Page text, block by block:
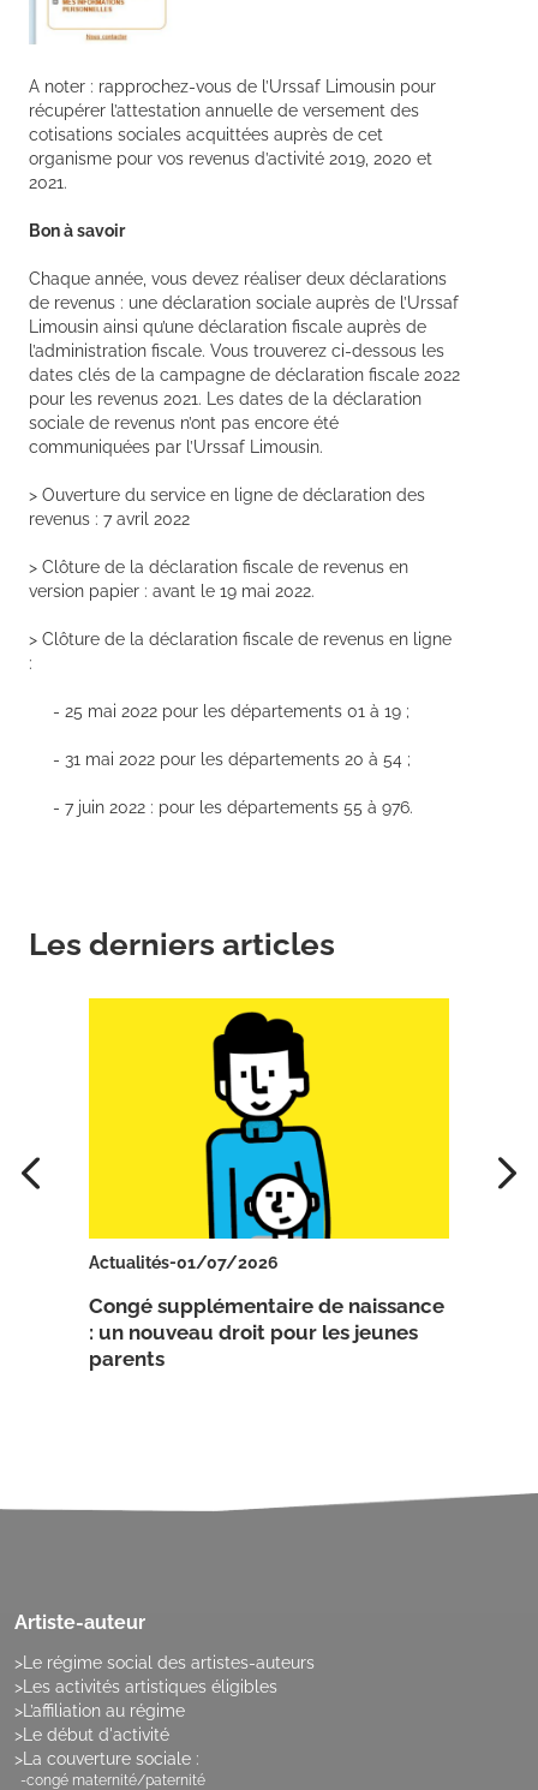
A noter : rapprochez-vous de l’Urssaf Limousin pour
récupérer l’attestation annuelle de versement des
cotisations sociales acquittées auprès de cet
organisme pour vos revenus d’activité 2019, 2020 et
2021.
Bon à savoir
Chaque année, vous devez réaliser deux déclarations
de revenus : une déclaration sociale auprès de l’Urssaf
Limousin ainsi qu’une déclaration fiscale auprès de
l’administration fiscale. Vous trouverez ci-dessous les
dates clés de la campagne de déclaration fiscale 2022
pour les revenus 2021. Les dates de la déclaration
sociale de revenus n’ont pas encore été
communiquées par l’Urssaf Limousin.
> Ouverture du service en ligne de déclaration des
revenus : 7 avril 2022
> Clôture de la déclaration fiscale de revenus en
version papier : avant le 19 mai 2022.
> Clôture de la déclaration fiscale de revenus en ligne
:
- 25 mai 2022 pour les départements 01 à 19 ;
- 31 mai 2022 pour les départements 20 à 54 ;
- 7 juin 2022 : pour les départements 55 à 976.
Les derniers articles
Actualités-01/07/2026
Congé supplémentaire de naissance
: un nouveau droit pour les jeunes
parents
Artiste-auteur
Le régime social des artistes-auteurs
Les activités artistiques éligibles
L’affiliation au régime
Le début d'activité
La couverture sociale :
congé maternité/paternité